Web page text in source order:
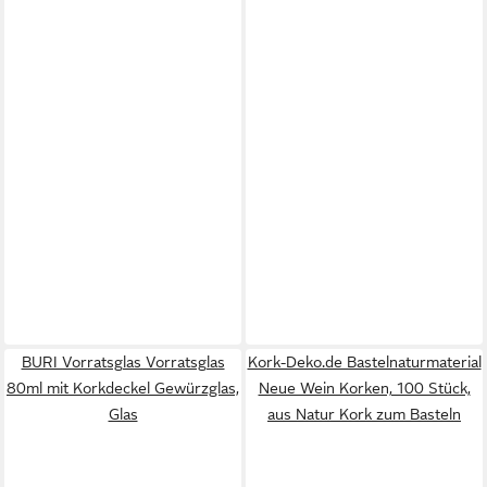
BURI Vorratsglas Vorratsglas
80ml mit Korkdeckel Gewürzglas,
Glas
Kork-Deko.de Bastelnaturmaterial
Neue Wein Korken, 100 Stück,
aus Natur Kork zum Basteln